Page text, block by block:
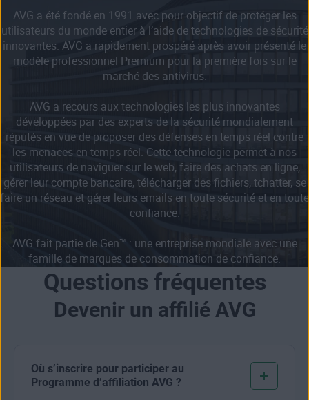
AVG a été fondé en 1991 avec pour objectif de protéger les
utilisateurs du monde entier à l’aide de technologies de sécurité
innovantes. AVG a rapidement prospéré après avoir présenté le
modèle professionnel Premium pour la première fois sur le
marché des antivirus.
AVG a recours aux technologies les plus innovantes
développées par des experts de la sécurité mondialement
réputés en vue de proposer des défenses en temps réel contre
les menaces en temps réel. Cette technologie permet à nos
utilisateurs de naviguer sur le web, faire des achats en ligne,
gérer leur compte bancaire, télécharger des fichiers, tchatter, se
faire un réseau et gérer leurs emails en toute sécurité et en toute
confiance.
AVG fait partie de Gen™ : une entreprise mondiale avec une
famille de marques de consommation de confiance.
Questions fréquentes
Devenir un affilié AVG
Où s’inscrire pour participer au
Programme d’affiliation AVG ?